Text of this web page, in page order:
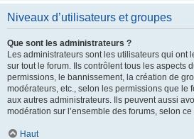
Niveaux d’utilisateurs et groupes
Que sont les administrateurs ?
Les administrateurs sont les utilisateurs qui ont
sur tout le forum. Ils contrôlent tous les aspects
permissions, le bannissement, la création de
modérateurs, etc., selon les permissions que le
aux autres administrateurs. Ils peuvent aussi
modération sur l’ensemble des forums, selon
Haut